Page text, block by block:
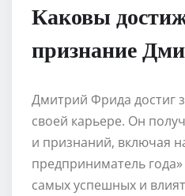
Каковы
признание
Дмитрий Фрида достиг
своей карьере. Он
и признаний, включая
предприниматель
самых успешных и